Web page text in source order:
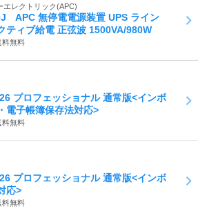
エレクトリック(APC)
APC 無停電電源装置 UPS ライン
ティブ給電 正弦波 1500VA/980W
料無料
プロフェッショナル 通常版<インボ
電子帳簿保存法対応>
料無料
プロフェッショナル 通常版<インボ
応>
料無料